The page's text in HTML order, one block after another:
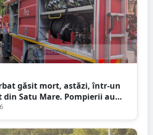
găsit mort, astăzi, într-un
Satu Mare. Pompierii au